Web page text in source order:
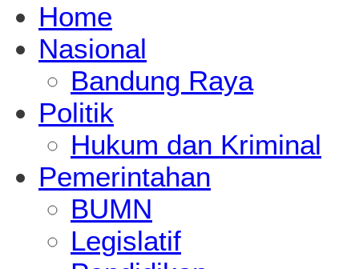
Home
Nasional
Bandung Raya
Politik
Hukum dan Kriminal
Pemerintahan
BUMN
Legislatif